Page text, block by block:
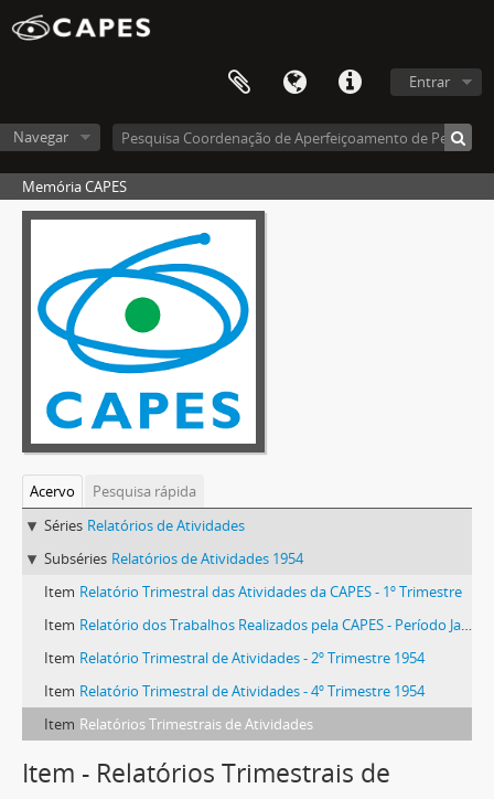
Entrar
Navegar
Memória CAPES
Acervo
Pesquisa rápida
Séries Relatórios de Atividades
Subséries Relatórios de Atividades 1954
Item Relatório Trimestral das Atividades da CAPES - 1º Trimestre
Item Relatório dos Trabalhos Realizados pela CAPES - Período Jan-Mar 1954
Item Relatório Trimestral de Atividades - 2º Trimestre 1954
Item Relatório Trimestral de Atividades - 4º Trimestre 1954
Item Relatórios Trimestrais de Atividades
Item - Relatórios Trimestrais de